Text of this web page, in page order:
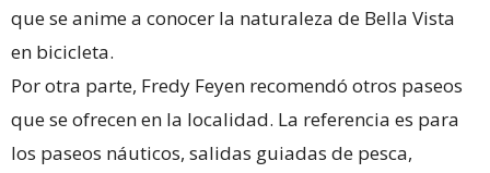
que se anime a conocer la naturaleza de Bella Vista
en bicicleta.
Por otra parte, Fredy Feyen recomendó otros paseos
que se ofrecen en la localidad. La referencia es para
los paseos náuticos, salidas guiadas de pesca,